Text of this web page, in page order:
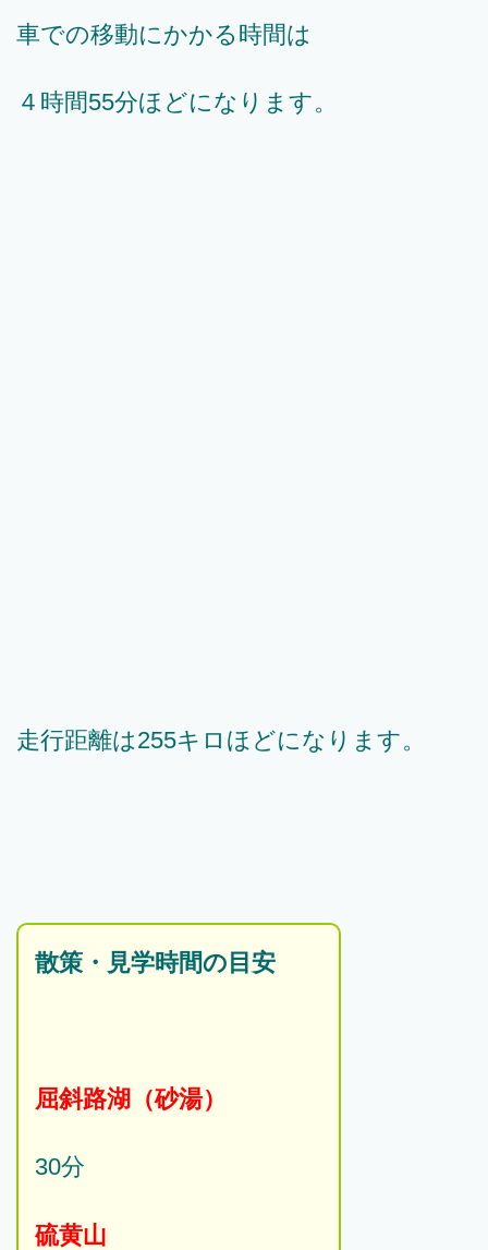
車での移動にかかる時間は
４時間55分ほどになります。
走行距離は255キロほどになります。
散策・見学時間の目安
屈斜路湖（砂湯）
30分
硫黄山